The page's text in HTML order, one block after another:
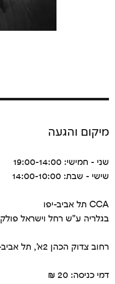
מיקום והגעה
שני - חמישי: 19:00-14:00
שישי - שבת: 14:00-10:00
CCA תל אביב-יפו
בגלריה ע"ש רחל וישראל פולק
רחוב צדוק הכהן 2א', תל אביב-יפו
דמי כניסה: 20 ₪